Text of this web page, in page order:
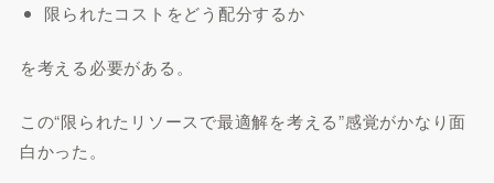
限られたコストをどう配分するか
を考える必要がある。
この“限られたリソースで最適解を考える”感覚がかなり面
白かった。